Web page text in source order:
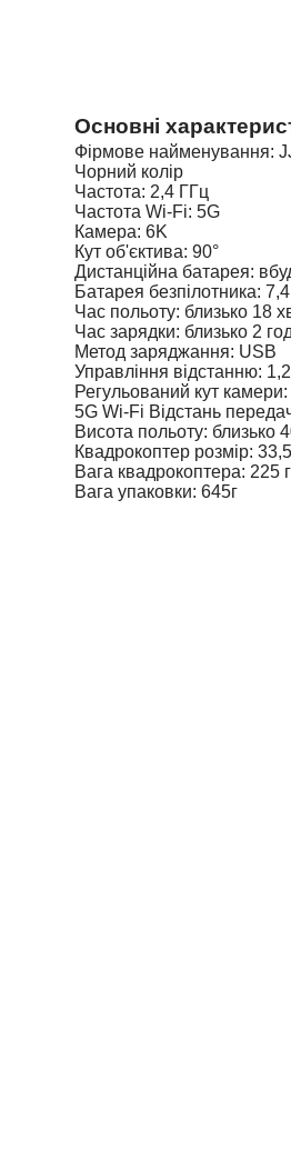
Основні
Фірмове найменування:
Чорний колір
Частота: 2,4 ГГц
Частота Wi-Fi: 5G
Камера: 6K
Кут об'єктива: 90°
Дистанційна батарея:
Батарея безпілотника:
Час польоту: близько 18
Час зарядки: близько 2
Метод заряджання: USB
Управління відстанню:
Регульований кут
5G Wi-Fi Відстань
Висота польоту: близько
Квадрокоптер розмір:
Вага квадрокоптера: 225
Вага упаковки: 645г